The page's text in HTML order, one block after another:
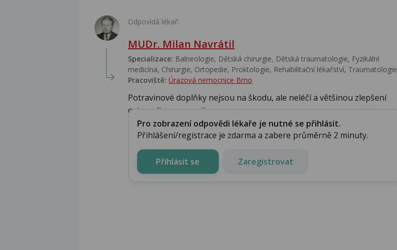
Odpovídá lékař:
MUDr. Milan Navrátil
Specializace: Balneologie, Dětská chirurgie, Dětská traumatologie, Fyzikální
medicína, Chirurgie, Ortopedie, Proktologie, Rehabilitační lékařství‎, Traumatologie
Pracoviště: Úrazová nemocnice Brno
Potravinové doplňky nejsou na škodu, ale neléčí a většinou zlepšení
ortopedi nepozorují.....
Pro zobrazení odpovědi lékaře je nutné se přihlásit.
Přihlášení/registrace je zdarma a zabere průměrně 2 minuty.
Přihlásit se Zaregistrovat